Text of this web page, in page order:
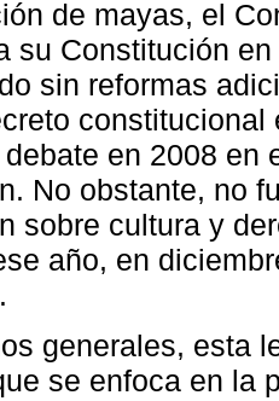
de mayas, el
su Constitución
sin reformas
en 2008 en
No obstante, no
sobre cultura y
año, en
generales, esta
se enfoca en la